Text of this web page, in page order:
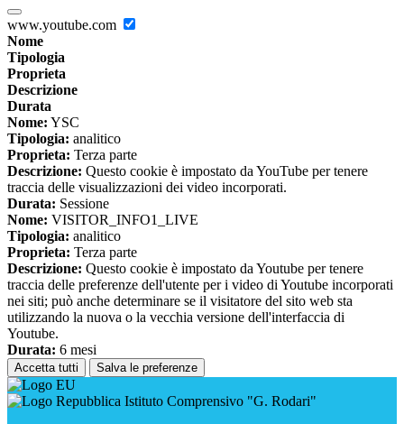
www.youtube.com
Nome
Tipologia
Proprieta
Descrizione
Durata
Nome: YSC
Tipologia: analitico
Proprieta: Terza parte
Descrizione: Questo cookie è impostato da YouTube per tenere
traccia delle visualizzazioni dei video incorporati.
Durata: Sessione
Nome: VISITOR_INFO1_LIVE
Tipologia: analitico
Proprieta: Terza parte
Descrizione: Questo cookie è impostato da Youtube per tenere
traccia delle preferenze dell'utente per i video di Youtube incorporati
nei siti; può anche determinare se il visitatore del sito web sta
utilizzando la nuova o la vecchia versione dell'interfaccia di
Youtube.
Durata: 6 mesi
Accetta tutti Salva le preferenze
Istituto Comprensivo "G. Rodari"